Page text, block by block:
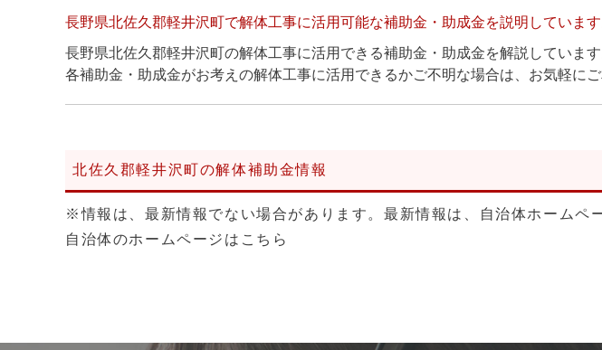
長野県北佐久郡軽井沢町で解体工事に活用可能な補助金・助成金を説明しています
長野県北佐久郡軽井沢町の解体工事に活用できる補助金・助成金を解説しています
各補助金・助成金がお考えの解体工事に活用できるかご不明な場合は、お気軽にご
北佐久郡軽井沢町の解体補助金情報
※情報は、最新情報でない場合があります。最新情報は、自治体ホームペ
自治体のホームページはこちら